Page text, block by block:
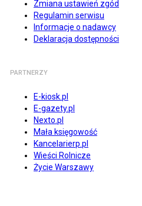
Zmiana ustawień zgód
Regulamin serwisu
Informacje o nadawcy
Deklaracja dostępności
PARTNERZY
E-kiosk.pl
E-gazety.pl
Nexto.pl
Mała księgowość
Kancelarierp.pl
Wieści Rolnicze
Życie Warszawy